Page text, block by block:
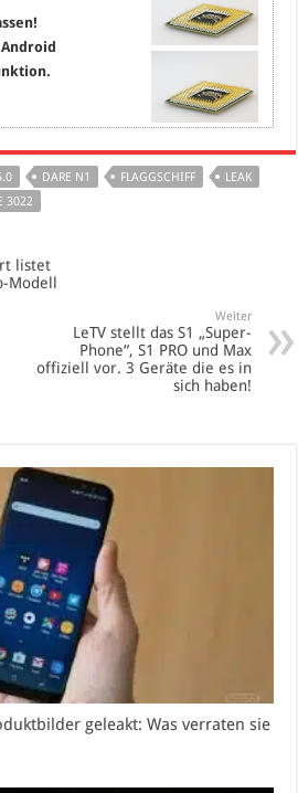
DARE N1 FLAGGSCHIFF
LEAK
3022
listet
Modell
Weiter
LeTV stellt das S1 „Super-
Phone“, S1 PRO und Max
offiziell vor. 3 Geräte die es in
sich haben!
geleakt: Was verraten sie